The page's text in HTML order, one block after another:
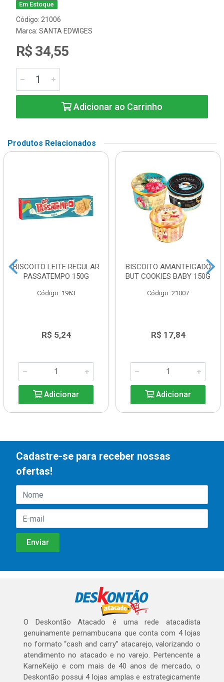
Em Estoque
Código: 21006
Marca: SANTA EDWIGES
R$ 34,55
Adicionar ao Carrinho
Produtos Relacionados
BISCOITO LEITE REGULAR
PASSATEMPO 150G
Código: 1963
R$ 5,24
Adicionar
BISCOITO AMANTEIGADO
BUT COOKIES BABY 150G
Código: 21007
R$ 17,84
Adicionar
Cadastre-se para receber nossas
ofertas!
O Deskontão Atacado é uma rede atacadista
genuinamente pernambucana que conta com 4 lojas
no formato “cash and carry” atacarejo, valorizando o
atendimento no atacado e no varejo. Pertencente a
KarneKeijo e com mais de 40 anos de mercado, o
Deskontão possui 4 lojas amplas e estrategicamente